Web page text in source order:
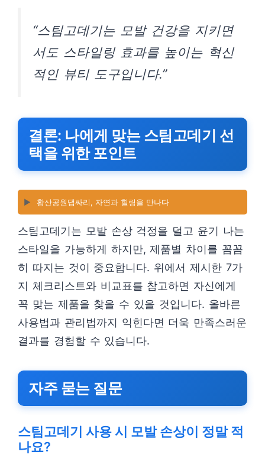
“스팀고데기는 모발 건강을 지키면
서도 스타일링 효과를 높이는 혁신
적인 뷰티 도구입니다.”
결론: 나에게 맞는 스팀고데기 선
택을 위한 포인트
▶️ 황산공원댑싸리, 자연과 힐링을 만나다
스팀고데기는 모발 손상 걱정을 덜고 윤기 나는
스타일을 가능하게 하지만, 제품별 차이를 꼼꼼
히 따지는 것이 중요합니다. 위에서 제시한 7가
지 체크리스트와 비교표를 참고하면 자신에게
꼭 맞는 제품을 찾을 수 있을 것입니다. 올바른
사용법과 관리법까지 익힌다면 더욱 만족스러운
결과를 경험할 수 있습니다.
자주 묻는 질문
스팀고데기 사용 시 모발 손상이 정말 적
나요?